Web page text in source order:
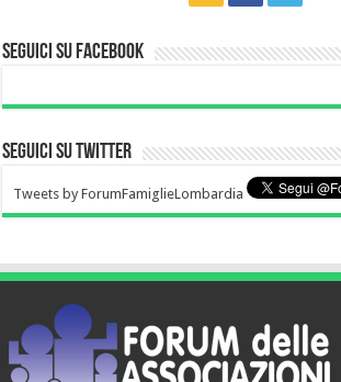
Seguici su Facebook
Seguici su Twitter
Tweets by ForumFamiglieLombardia